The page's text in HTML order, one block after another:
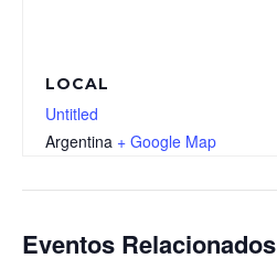
LOCAL
Untitled
Argentina + Google Map
Eventos Relacionados